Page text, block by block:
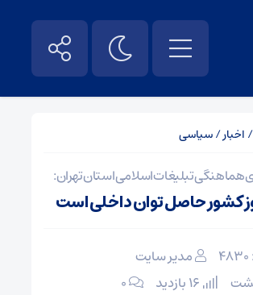
/ اخبار/سیاسی
هماهنگی تبلیغات اسلامی استان تهران:
کشور حاصل توان داخلی است
مدیر سایت
۰